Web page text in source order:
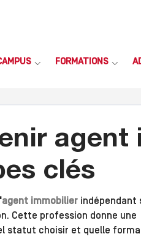
FORMATIONS
clés
agent immobilier indépendant
Cette profession donne
statut choisir et quelle